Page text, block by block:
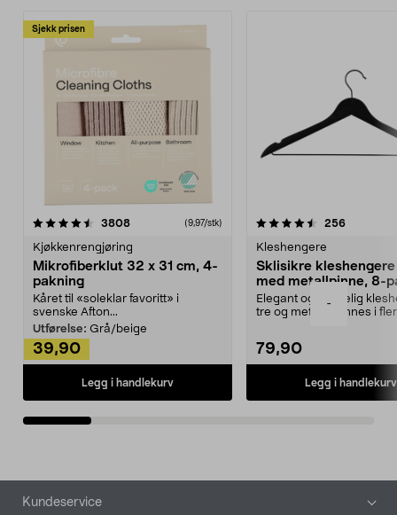
-
Sjekk prisen
3808anmeldelser(9,97/stk)
Kjøkkenrengjøring
Mikrofiberklut 32 x 31 cm, 4-
pakning
Kåret til «soleklar favoritt» i
svenske Afton...
Utførelse: Grå/beige
39,90
Legg i handlekurv
4.5av 5 stjerner 256
Kleshengere
Sklisikre
med metallpinne, 8-
Elegant og skikkelig
tre og metall – finnes i
79,90
Legg i handlekurv
4.5av 5 stjerner
Bunntekst
Kundeservice